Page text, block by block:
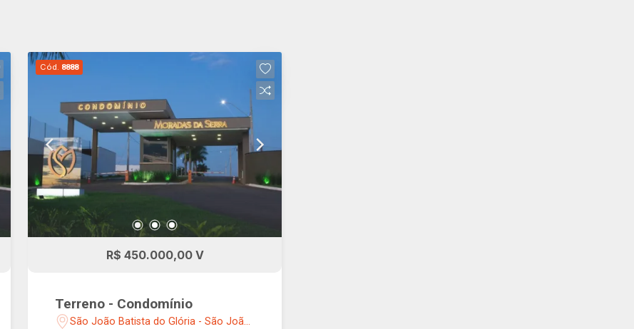
Cód. 8888
R$ 450.000,00 V
Terreno - Condomínio
São João Batista do Glória - São João